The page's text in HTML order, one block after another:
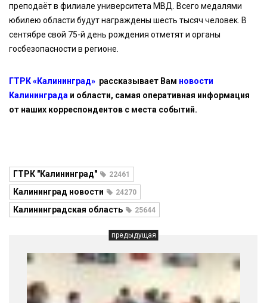
преподаёт в филиале университета МВД. Всего медалями
юбилею области будут награждены шесть тысяч человек. В
сентябре свой 75-й день рождения отметят и органы
госбезопасности в регионе.
ГТРК «Калининград» рассказывает Вам новости
Калининграда и области, самая оперативная информация
от наших корреспондентов с места событий.
ГТРК "Калининград" 22461
Калининград новости 24270
Калининградская область 25644
предыдущая